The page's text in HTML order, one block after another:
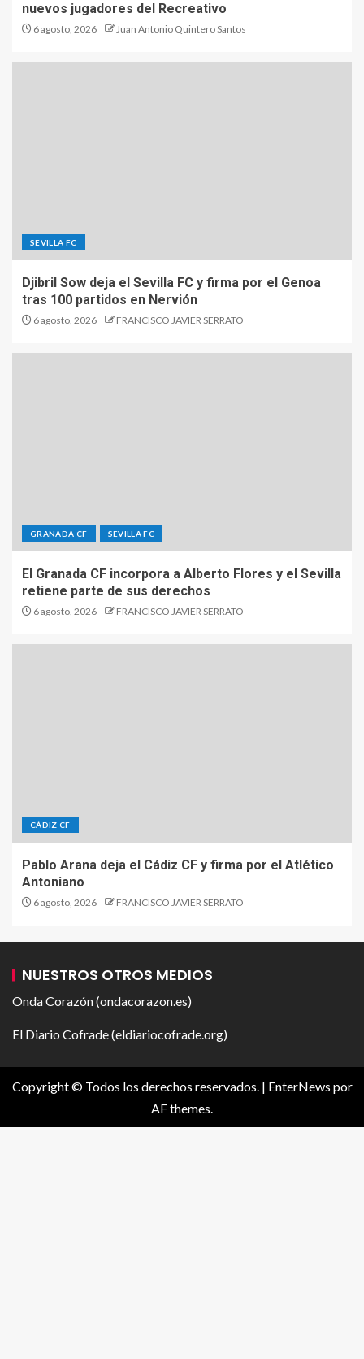
nuevos jugadores del Recreativo
6 agosto, 2026 Juan Antonio Quintero Santos
SEVILLA FC
Djibril Sow deja el Sevilla FC y firma por el Genoa
tras 100 partidos en Nervión
6 agosto, 2026 FRANCISCO JAVIER SERRATO
GRANADA CF SEVILLA FC
El Granada CF incorpora a Alberto Flores y el Sevilla
retiene parte de sus derechos
6 agosto, 2026 FRANCISCO JAVIER SERRATO
CÁDIZ CF
Pablo Arana deja el Cádiz CF y firma por el Atlético
Antoniano
6 agosto, 2026 FRANCISCO JAVIER SERRATO
NUESTROS OTROS MEDIOS
Onda Corazón (ondacorazon.es)
El Diario Cofrade (eldiariocofrade.org)
Copyright © Todos los derechos reservados. | EnterNews por
AF themes.